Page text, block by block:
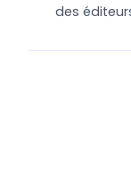
des